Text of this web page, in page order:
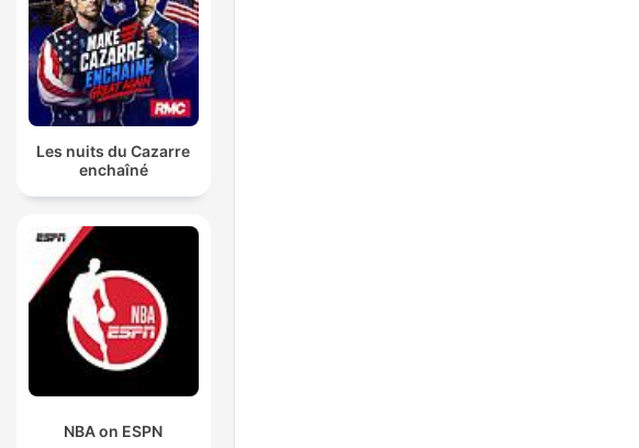
Les nuits du Cazarre
enchaîné
NBA on ESPN